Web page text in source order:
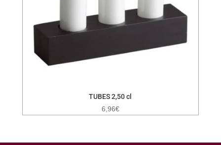
TUBES 2,50 cl
6,96€